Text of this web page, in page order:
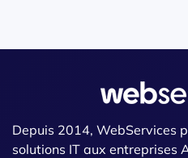
Depuis 2014, WebServices
solutions IT aux entreprises